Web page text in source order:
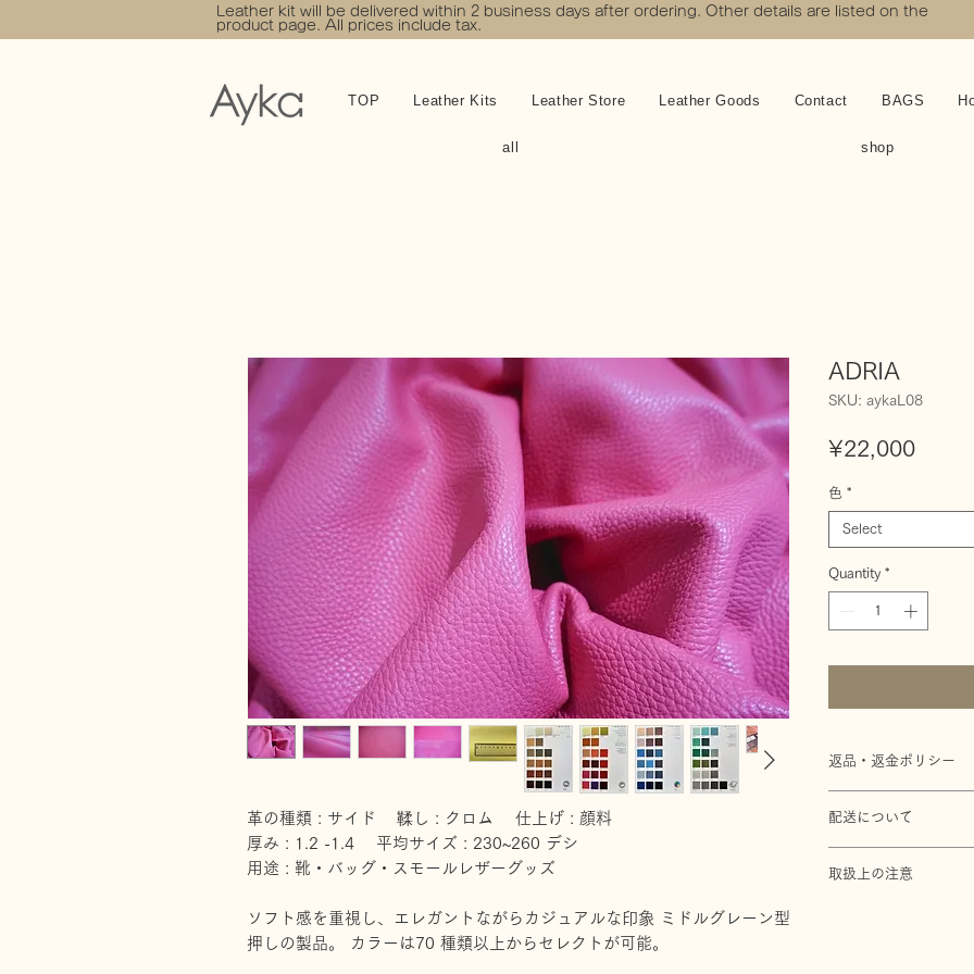
Leather kit will be delivered within 2 business days after ordering. Other details are listed on the
product page. All prices include tax.
TOP Leather Kits Leather Store Leather Goods Contact BAGS
all shop
革の種類 : サイド 鞣し : クロム 仕上げ : 顔料
厚み : 1.2 -1.4 平均サイズ : 230~260 デシ
用途 : 靴・バッグ・スモールレザーグッズ
ソフト感を重視し、エレガントながらカジュアルな印象 ミドルグレーン型
押しの製品。 カラーは70 種類以上からセレクトが可能。
ADRIA
SKU: aykaL08
¥22,000Price
色 *
Select
Quantity *
返品・返金ポリシー
返品、交換致します
配送について
たします。コンビニ
取扱上の注意